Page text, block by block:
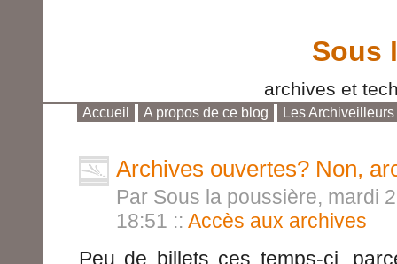
Sous
archives et
Accueil A propos de ce blog
Les Archiveilleurs
Archives ouvertes? Non,
Par Sous la poussière, mardi
18:51 :: Accès aux archives
Peu de billets ces temps-ci,